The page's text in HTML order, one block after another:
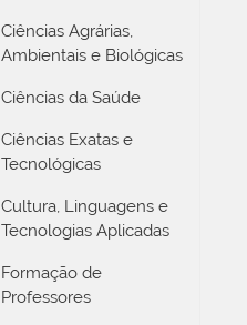
Ciências Agrárias,
Ambientais e Biológicas
Ciências da Saúde
Ciências Exatas e
Tecnológicas
Cultura, Linguagens e
Tecnologias Aplicadas
Formação de
Professores